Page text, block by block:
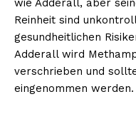
wie Adderall, aber
Reinheit sind
gesundheitlichen
Adderall wird
verschrieben und
eingenommen werden.